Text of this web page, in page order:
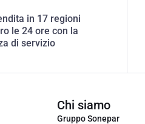
in 17 regioni
le 24 ore con la
di servizio
Chi siamo
Gruppo Sonepar